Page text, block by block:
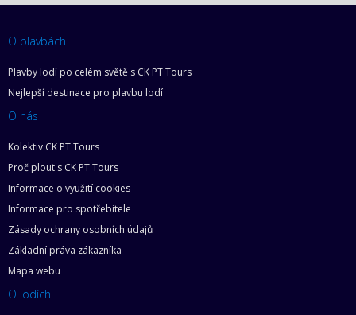
O plavbách
Plavby lodí po celém světě s CK PT Tours
Nejlepší destinace pro plavbu lodí
O nás
Kolektiv CK PT Tours
Proč plout s CK PT Tours
Informace o využití cookies
Informace pro spotřebitele
Zásady ochrany osobních údajů
Základní práva zákazníka
Mapa webu
O lodích